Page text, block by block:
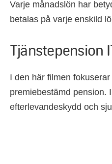
Varje månadslön har
betalas på varje enskild
Tjänstepension
I den här filmen
premiebestämd pension.
efterlevandeskydd och